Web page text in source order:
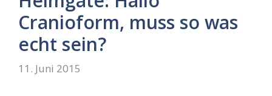
Cranioform, muss so was
echt sein?
11. Juni 2015